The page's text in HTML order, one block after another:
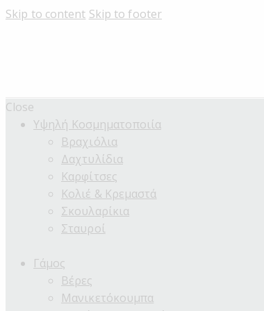
Skip to content Skip to footer
Close
Υψηλή Κοσμηματοποιία
Βραχιόλια
Δαχτυλίδια
Καρφίτσες
Κολιέ & Κρεμαστά
Σκουλαρίκια
Σταυροί
Γάμος
Βέρες
Μανικετόκουμπα